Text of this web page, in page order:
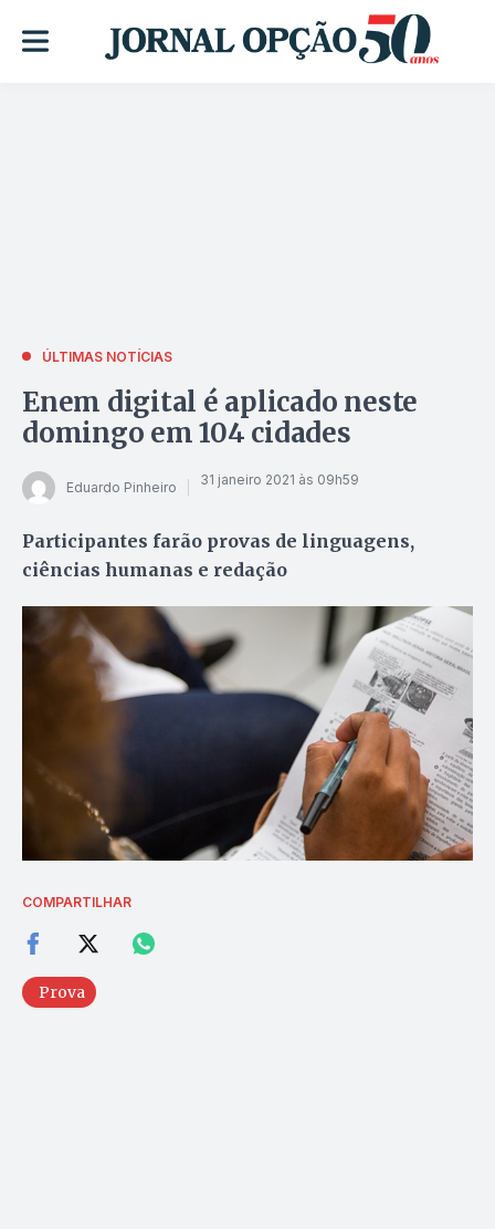
ÚLTIMAS NOTÍCIAS
Enem digital é aplicado neste
domingo em 104 cidades
Eduardo Pinheiro 31 janeiro 2021 às 09h59
Participantes farão provas de linguagens,
ciências humanas e redação
COMPARTILHAR
Prova